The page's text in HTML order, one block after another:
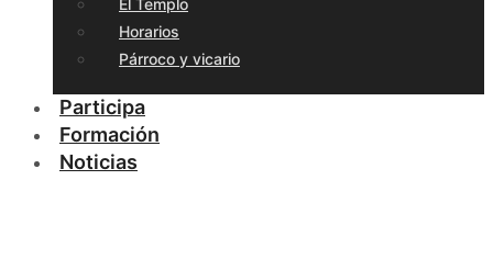
Horarios
Párroco y vicario
Participa
Formación
Noticias